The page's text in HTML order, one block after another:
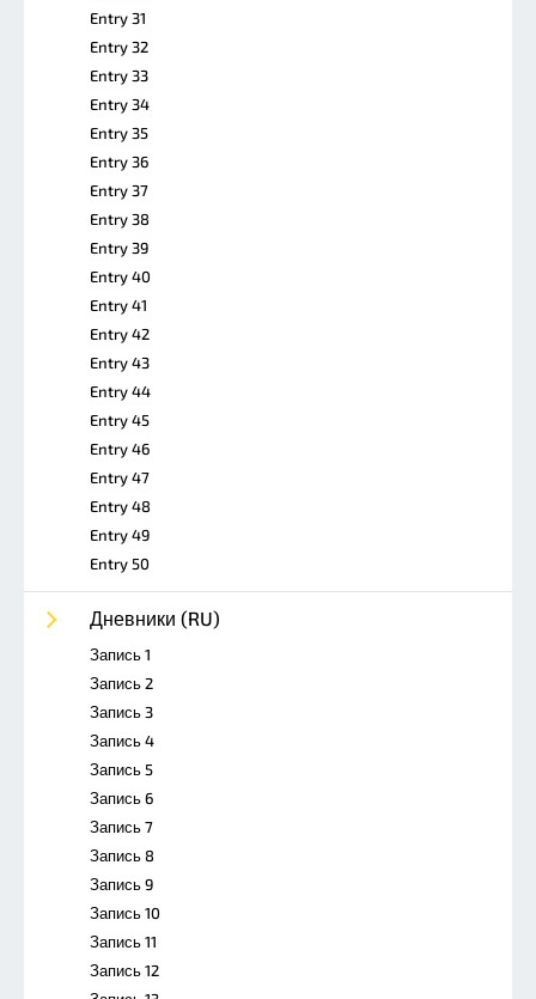
Entry 31
Entry 32
Entry 33
Entry 34
Entry 35
Entry 36
Entry 37
Entry 38
Entry 39
Entry 40
Entry 41
Entry 42
Entry 43
Entry 44
Entry 45
Entry 46
Entry 47
Entry 48
Entry 49
Entry 50
Дневники (RU)
Запись 1
Запись 2
Запись 3
Запись 4
Запись 5
Запись 6
Запись 7
Запись 8
Запись 9
Запись 10
Запись 11
Запись 12